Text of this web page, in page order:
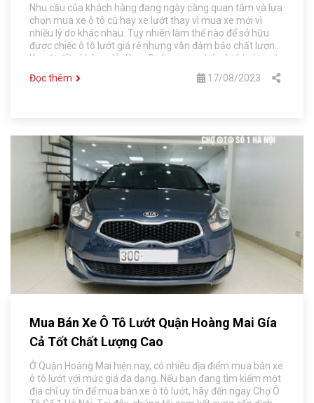
Nhu cầu của khách hàng đang ngày càng quan tâm và lựa
chọn mua xe ô tô cũ hay xe lướt thay vì mua xe mới vì
nhiều lý do khác nhau. Tuy nhiên làm thế nào để sở hữu
được chiếc ô tô lướt giá rẻ nhưng vẫn đảm bảo chất lượng
là một điều không dễ dàng. Dịch vụ mua bán ô tô lướt quận
Thanh Xuân tại Chợ Ô Tô Số 1 Hà Nội sẽ giúp khách hàng
giải quyết những vấn đề về mua bán xe.
Đọc thêm 17/08/2023
Mua Bán Xe Ô Tô Lướt Quận Hoàng Mai Gía
Cả Tốt Chất Lượng Cao
Ở Quận Hoàng Mai hiện nay, có nhiều địa điểm mua bán xe
ô tô lướt với mức giá đa dạng. Nếu bạn đang tìm kiếm một
địa chỉ uy tín để mua bán xe ô tô lướt, hãy đến ngay Chợ Ô